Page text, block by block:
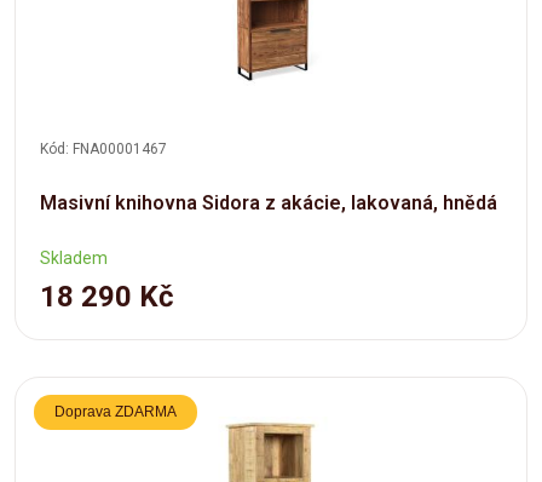
Kód: FNA00001467
Masivní knihovna Sidora z akácie, lakovaná, hnědá
Skladem
18 290 Kč
Doprava ZDARMA